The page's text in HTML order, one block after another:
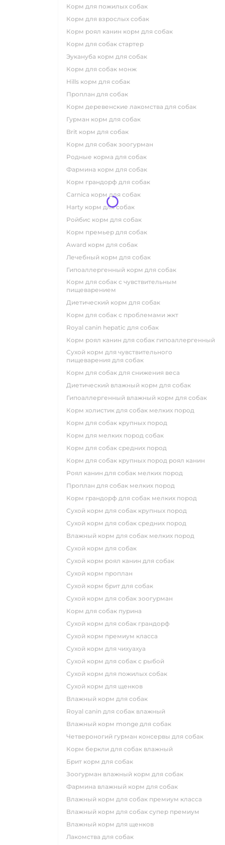
корм для пожилых собак
корм для взрослых собак
корм роял канин корм для собак
корм для собак стартер
эукануба корм для собак
корм для собак монж
hills корм для собак
проплан для собак
корм деревенские лакомства для собак
гурман корм для собак
brit корм для собак
корм для собак зоогурман
родные корма для собак
фармина корм для собак
корм грандорф для собак
carnica корм для собак
harty корм для собак
ройбис корм для собак
корм премьер для собак
award корм для собак
лечебный корм для собак
гипоаллергенный корм для собак
корм для собак с чувствительным
пищеварением
диетический корм для собак
корм для собак с проблемами жкт
royal canin hepatic для собак
корм роял канин для собак гипоаллергенный
сухой корм для чувствительного
пищеварения для собак
корм для собак для снижения веса
диетический влажный корм для собак
гипоаллергенный влажный корм для собак
корм холистик для собак мелких пород
корм для собак крупных пород
корм для мелких пород собак
корм для собак средних пород
корм для собак крупных пород роял канин
роял канин для собак мелких пород
проплан для собак мелких пород
корм грандорф для собак мелких пород
сухой корм для собак крупных пород
сухой корм для собак средних пород
влажный корм для собак мелких пород
сухой корм для собак
сухой корм роял канин для собак
сухой корм проплан
сухой корм брит для собак
сухой корм для собак зоогурман
корм для собак пурина
сухой корм для собак грандорф
сухой корм премиум класса
сухой корм для чихуахуа
сухой корм для собак с рыбой
сухой корм для пожилых собак
сухой корм для щенков
влажный корм для собак
royal canin для собак влажный
влажный корм monge для собак
четвероногий гурман консервы для собак
корм беркли для собак влажный
брит корм для собак
зоогурман влажный корм для собак
фармина влажный корм для собак
влажный корм для собак премиум класса
влажный корм для собак супер премиум
влажный корм для щенков
лакомства для собак